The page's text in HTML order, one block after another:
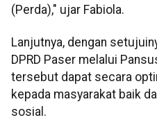
(Perda)," ujar Fabiola.
Lanjutnya, dengan
DPRD Paser melalui
tersebut dapat secara
kepada masyarakat baik
sosial.